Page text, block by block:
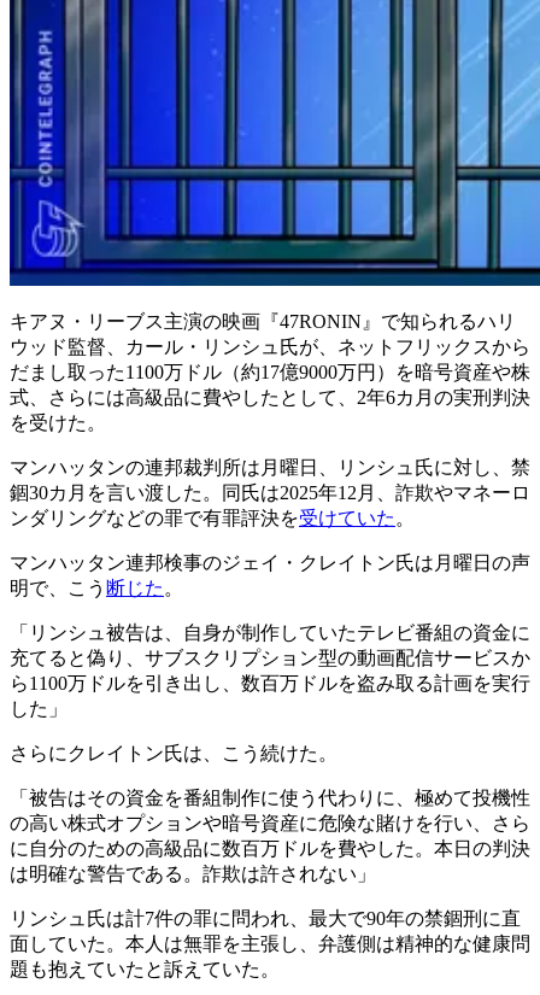
キアヌ・リーブス主演の映画『47RONIN』で知られるハリ
ウッド監督、カール・リンシュ氏が、ネットフリックスから
だまし取った1100万ドル（約17億9000万円）を暗号資産や株
式、さらには高級品に費やしたとして、2年6カ月の実刑判決
を受けた。
マンハッタンの連邦裁判所は月曜日、リンシュ氏に対し、禁
錮30カ月を言い渡した。同氏は2025年12月、詐欺やマネーロ
ンダリングなどの罪で有罪評決を受けていた 。
マンハッタン連邦検事のジェイ・クレイトン氏は月曜日の声
明で、こう 断じた 。
「リンシュ被告は、自身が制作していたテレビ番組の資金に
充てると偽り、サブスクリプション型の動画配信サービスか
ら1100万ドルを引き出し、数百万ドルを盗み取る計画を実行
した」
さらにクレイトン氏は、こう続けた。
「被告はその資金を番組制作に使う代わりに、極めて投機性
の高い株式オプションや暗号資産に危険な賭けを行い、さら
に自分のための高級品に数百万ドルを費やした。本日の判決
は明確な警告である。詐欺は許されない」
リンシュ氏は計7件の罪に問われ、最大で90年の禁錮刑に直
面していた。本人は無罪を主張し、弁護側は精神的な健康問
題も抱えていたと訴えていた。